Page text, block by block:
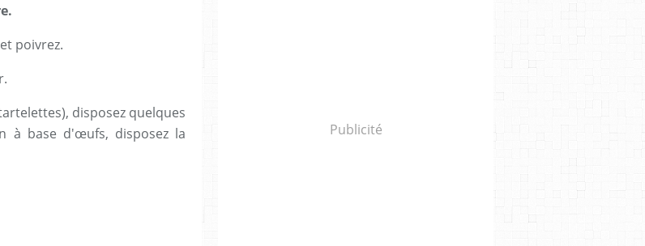
poivrez.
disposez quelques
à base d'œufs, disposez la
Publicité